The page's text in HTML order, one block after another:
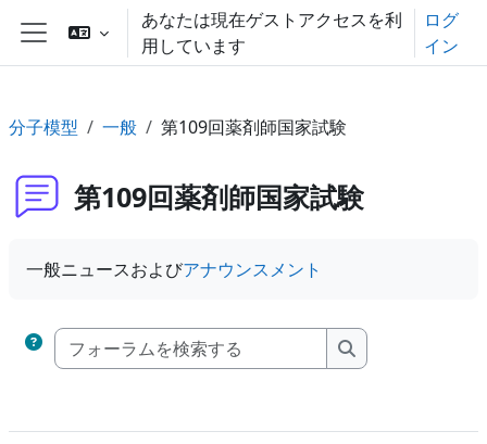
メインコンテンツへスキップする
サイドパネル
あなたは現在ゲストアクセスを利
用しています
ログ
イン
分子模型 一般 第109回薬剤師国家試験
第109回薬剤師国家試験
一般ニュースおよびアナウンスメント
フォーラムを検索
フォーラムを検